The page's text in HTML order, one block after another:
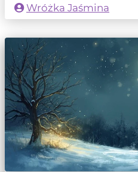
Wróżka Jaśmina